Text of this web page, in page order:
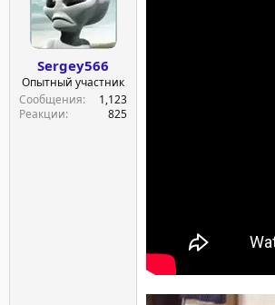
Sergey566
Опытный участник
Сообщения
1,123
Реакции
825